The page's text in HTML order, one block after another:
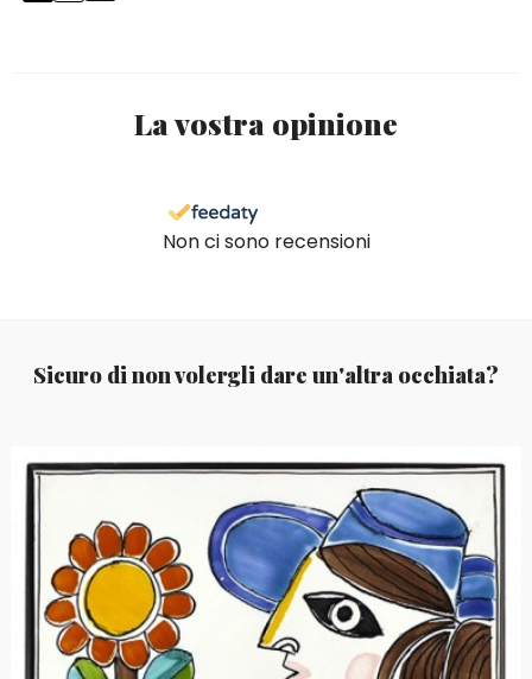
La vostra opinione
Non ci sono recensioni
Sicuro di non volergli dare un'altra occhiata?